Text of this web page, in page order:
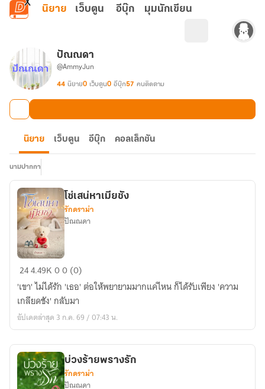
ข้ามไปยังเนื้อหาหลัก
นิยาย เว็บตูน อีบุ๊ก มุมนักเขียน
ปัณณดา
@AmmyJun
44 นิยาย0 เว็บตูน0 อีบุ๊ก57 คนติดตาม
นิยาย เว็บตูน อีบุ๊ก คอลเล็กชัน
นามปากกา
โซ่
เสน่หา
เมีย
ชัง
โซ่เสน่หาเมียชัง
รักดราม่า
ปัณณดา
244.49K00 (0)
'เขา' ไม่ได้รัก 'เธอ' ต่อให้พยายามมากแค่ไหน ก็ได้รับเพียง 'ความ
เกลียดชัง' กลับมา
อัปเดตล่าสุด 3 ก.ค. 69 / 07:43 น.
บ่วงร้ายพรางรัก
รักดราม่า
ปัณณดา